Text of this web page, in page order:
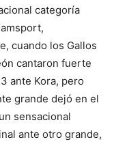
categoría
cuando los Gallos
cantaron fuerte
ante Kora, pero
grande dejó en el
sensacional
ante otro grande,